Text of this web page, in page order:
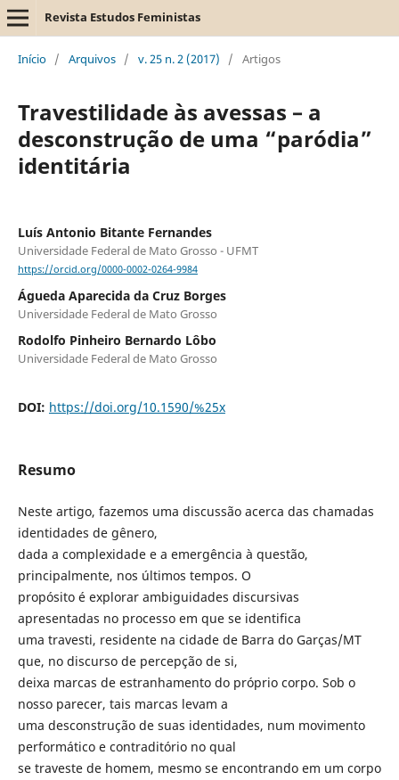
Revista Estudos Feministas
Início / Arquivos / v. 25 n. 2 (2017) / Artigos
Travestilidade às avessas – a
desconstrução de uma “paródia”
identitária
Luís Antonio Bitante Fernandes
Universidade Federal de Mato Grosso - UFMT
https://orcid.org/0000-0002-0264-9984
Águeda Aparecida da Cruz Borges
Universidade Federal de Mato Grosso
Rodolfo Pinheiro Bernardo Lôbo
Universidade Federal de Mato Grosso
DOI: https://doi.org/10.1590/%25x
Resumo
Neste artigo, fazemos uma discussão acerca das chamadas
identidades de gênero,
dada a complexidade e a emergência à questão,
principalmente, nos últimos tempos. O
propósito é explorar ambiguidades discursivas
apresentadas no processo em que se identifica
uma travesti, residente na cidade de Barra do Garças/MT
que, no discurso de percepção de si,
deixa marcas de estranhamento do próprio corpo. Sob o
nosso parecer, tais marcas levam a
uma desconstrução de suas identidades, num movimento
performático e contraditório no qual
se traveste de homem, mesmo se encontrando em um corpo